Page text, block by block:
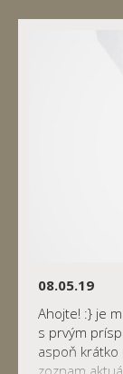
08.05.19
Ahojte! :} je
s prvým
aspoň krátko
zoznam